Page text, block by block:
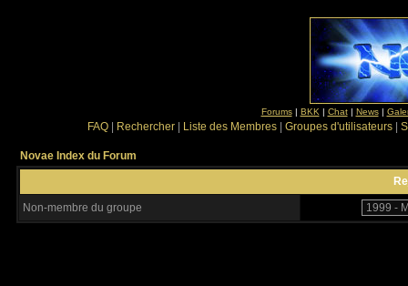
Forums| BKK | Chat| News|
FAQ Rechercher Liste des Membres Groupes d'utilisateurs
Novae Index du Forum
Non-membre du groupe